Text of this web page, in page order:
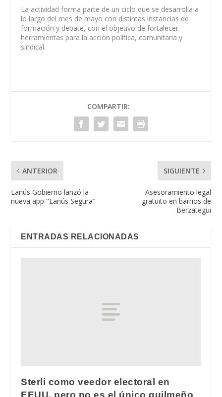
La actividad forma parte de un ciclo que se desarrolla a
lo largo del mes de mayo con distintas instancias de
formación y debate, con el objetivo de fortalecer
herramientas para la acción política, comunitaria y
sindical.
COMPARTIR:
ANTERIOR
Lanús Gobierno lanzó la
nueva app "Lanús Segura"
SIGUIENTE
Asesoramiento legal
gratuito en barrios de
Berzategui
ENTRADAS RELACIONADAS
Sterli como veedor electoral en
EEUU, pero no es el único quilmeño